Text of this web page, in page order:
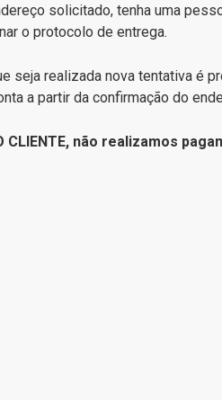
solicitado, tenha uma
o protocolo de entrega.
seja realizada nova tentativa é
a partir da confirmação do
não realizamos